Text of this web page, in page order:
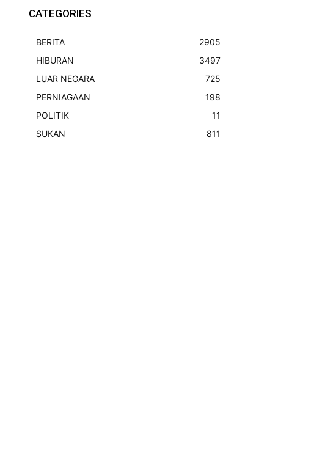
CATEGORIES
BERITA
2905
HIBURAN
3497
LUAR NEGARA
725
PERNIAGAAN
198
POLITIK
11
SUKAN
811